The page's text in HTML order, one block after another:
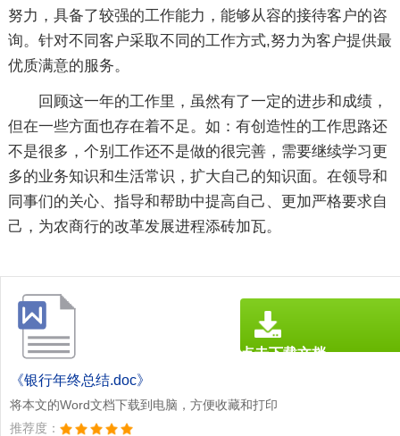
努力，具备了较强的工作能力，能够从容的接待客户的咨
询。针对不同客户采取不同的工作方式,努力为客户提供最
优质满意的服务。
回顾这一年的工作里，虽然有了一定的进步和成绩，
但在一些方面也存在着不足。如：有创造性的工作思路还
不是很多，个别工作还不是做的很完善，需要继续学习更
多的业务知识和生活常识，扩大自己的知识面。在领导和
同事们的关心、指导和帮助中提高自己、更加严格要求自
己，为农商行的改革发展进程添砖加瓦。
《银行年终总结.doc》
将本文的Word文档下载到电脑，方便收藏和打印
推荐度：
点击下载文档